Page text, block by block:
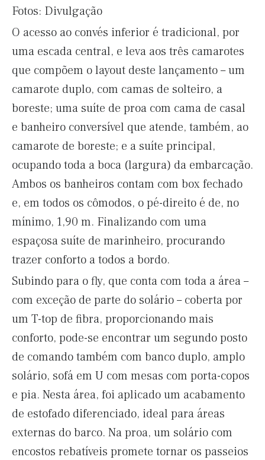
Fotos: Divulgação
O acesso ao convés inferior é tradicional, por
uma escada central, e leva aos três camarotes
que compõem o layout deste lançamento – um
camarote duplo, com camas de solteiro, a
boreste; uma suíte de proa com cama de casal
e banheiro conversível que atende, também, ao
camarote de boreste; e a suíte principal,
ocupando toda a boca (largura) da embarcação.
Ambos os banheiros contam com box fechado
e, em todos os cômodos, o pé-direito é de, no
mínimo, 1,90 m. Finalizando com uma
espaçosa suíte de marinheiro, procurando
trazer conforto a todos a bordo.
Subindo para o fly, que conta com toda a área –
com exceção de parte do solário – coberta por
um T-top de fibra, proporcionando mais
conforto, pode-se encontrar um segundo posto
de comando também com banco duplo, amplo
solário, sofá em U com mesas com porta-copos
e pia. Nesta área, foi aplicado um acabamento
de estofado diferenciado, ideal para áreas
externas do barco. Na proa, um solário com
encostos rebatíveis promete tornar os passeios